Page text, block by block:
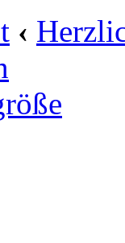
‹